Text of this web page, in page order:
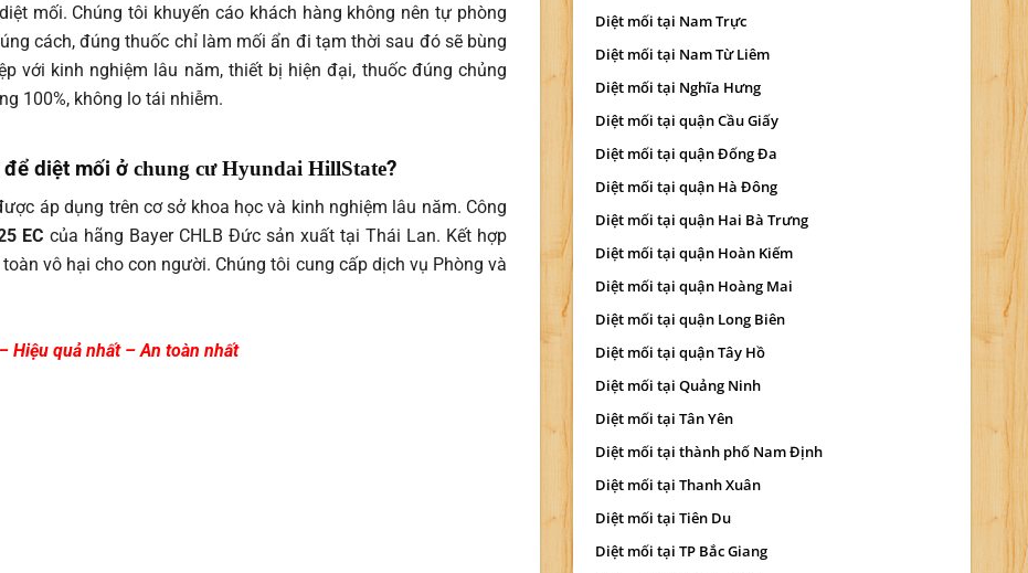
mối. Chúng tôi khuyến cáo khách hàng không nên tự phòng
cách, đúng thuốc chỉ làm mối ẩn đi tạm thời sau đó sẽ bùng
với kinh nghiệm lâu năm, thiết bị hiện đại, thuốc đúng chủng
100%, không lo tái nhiễm.
diệt mối ở chung cưHyundai HillState?
áp dụng trên cơ sở khoa học và kinh nghiệm lâu năm. Công
EC của hãng Bayer CHLB Đức sản xuất tại Thái Lan. Kết hợp
vô hại cho con người. Chúng tôi cung cấp dịch vụ Phòng và
Hiệu quả nhất – An toàn nhất
Diệt mối tại Nam Trực
Diệt mối tại Nam Từ Liêm
Diệt mối tại Nghĩa Hưng
Diệt mối tại quận Cầu Giấy
Diệt mối tại quận Đống Đa
Diệt mối tại quận Hà Đông
Diệt mối tại quận Hai Bà Trưng
Diệt mối tại quận Hoàn Kiếm
Diệt mối tại quận Hoàng Mai
Diệt mối tại quận Long Biên
Diệt mối tại quận Tây Hồ
Diệt mối tại Quảng Ninh
Diệt mối tại Tân Yên
Diệt mối tại thành phố Nam Định
Diệt mối tại Thanh Xuân
Diệt mối tại Tiên Du
Diệt mối tại TP Bắc Giang